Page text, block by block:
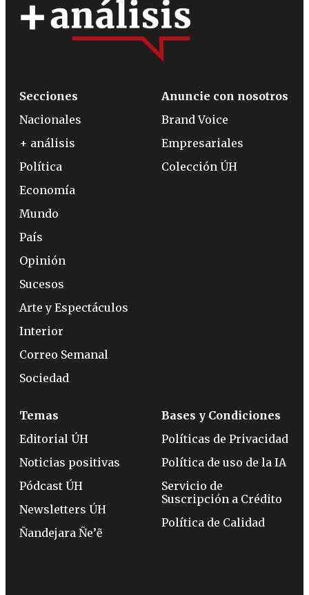
Secciones
Nacionales
+ análisis
Política
Economía
Mundo
País
Opinión
Sucesos
Arte y Espectáculos
Interior
Correo Semanal
Sociedad
Anuncie con nosotros
Brand Voice
Empresariales
Colección ÚH
Temas
Editorial ÚH
Noticias positivas
Pódcast ÚH
Newsletters ÚH
Ñandejara Ñe’ẽ
Bases y Condiciones
Políticas de Privacidad
Política de uso de la IA
Servicio de
Suscripción a Crédito
Política de Calidad